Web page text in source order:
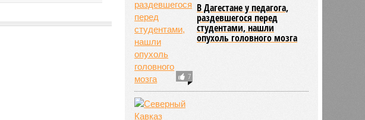
7
В Дагестане у педагога,
раздевшегося перед
студентами, нашли
опухоль головного мозга